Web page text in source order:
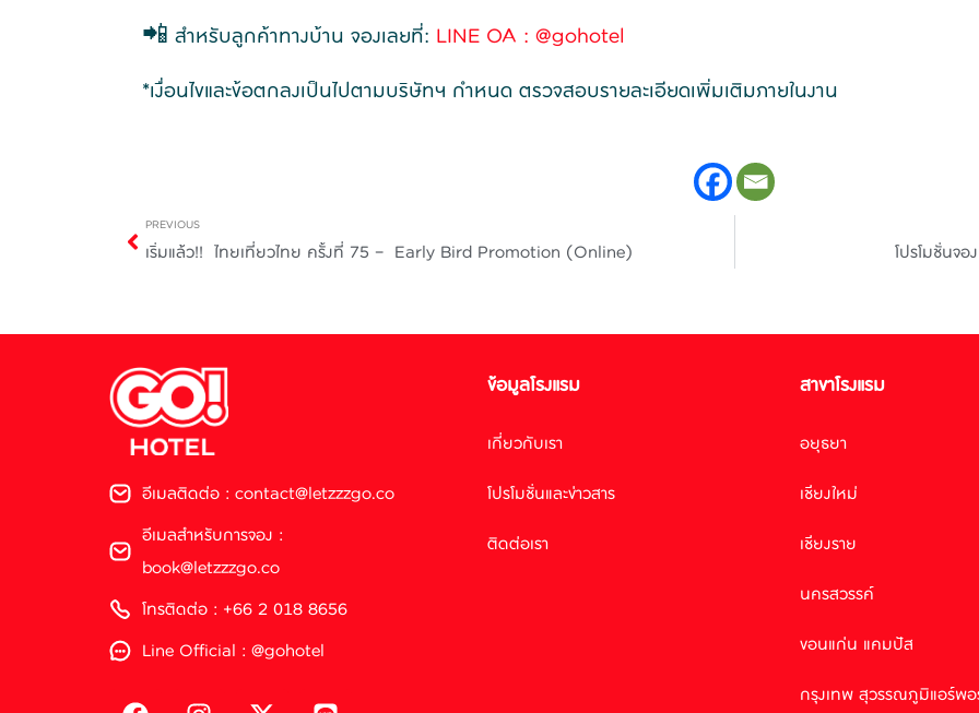
📲 สำหรับลูกค้าทางบ้าน จองเลยที่: LINE OA : @gohotel
*เงื่อนไขและข้อตกลงเป็นไปตามบริษัทฯ กำหนด ตรวจสอบรายละเอียดเพิ่มเติมภายในงาน
PREVIOUS
เริ่มแล้ว!! ไทยเที่ยวไทย ครั้งที่ 75 – Early Bird Promotion (Online) โปรโมชั่นจ
อีเมลติดต่อ : contact@letzzzgo.co
อีเมลสำหรับการจอง :
book@letzzzgo.co
โทรติดต่อ : +66 2 018 8656
Line Official : @gohotel
ข้อมูลโรงแรม
เกี่ยวกับเรา
โปรโมชั่นและข่าวสาร
ติดต่อเรา
สาขาโรงแรม
อยุธยา
เชียงใหม่
เชียงราย
นครสวรรค์
ขอนแก่น แคมปัส
กรุงเทพ สุวรรณภูมิแอร์พ